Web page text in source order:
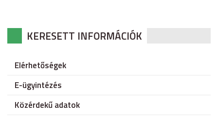
KERESETT INFORMÁCIÓK
Elérhetőségek
E-ügyintézés
Közérdekű adatok